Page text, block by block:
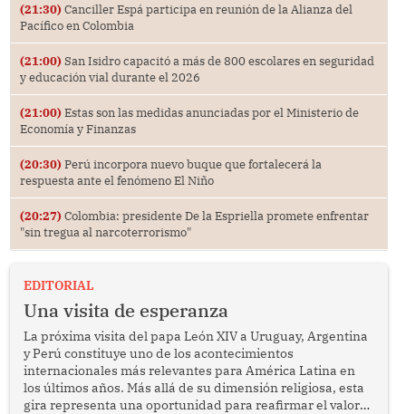
(21:30) Canciller Espá participa en reunión de la Alianza del
Pacífico en Colombia
(21:00) San Isidro capacitó a más de 800 escolares en seguridad
y educación vial durante el 2026
(21:00) Estas son las medidas anunciadas por el Ministerio de
Economía y Finanzas
(20:30) Perú incorpora nuevo buque que fortalecerá la
respuesta ante el fenómeno El Niño
(20:27) Colombia: presidente De la Espriella promete enfrentar
"sin tregua al narcoterrorismo"
EDITORIAL
Una visita de esperanza
La próxima visita del papa León XIV a Uruguay, Argentina
y Perú constituye uno de los acontecimientos
internacionales más relevantes para América Latina en
los últimos años. Más allá de su dimensión religiosa, esta
gira representa una oportunidad para reafirmar el valor